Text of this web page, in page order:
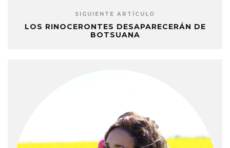
SIGUIENTE ARTÍCULO
LOS RINOCERONTES DESAPARECERÁN DE
BOTSUANA